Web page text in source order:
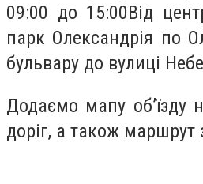
09:00 до 15:00Від
парк Олександрія по
бульвару до вулиці
Додаємо мапу об’їзду
доріг, а також маршрут